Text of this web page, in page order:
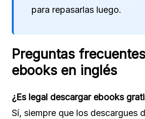
para repasarlas luego.
Preguntas
ebooks en inglés
¿Es legal descargar ebooks
Sí, siempre que los descargues